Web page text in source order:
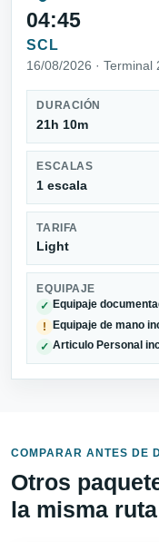
04:45
SCL
16/08/2026 · Terminal
DURACIÓN
21h 10m
ESCALAS
1 escala
TARIFA
Light
EQUIPAJE
✓ Equipaje
! Equipaje de mano
✓ Articulo Personal
COMPARAR ANTES DE
Otros
la misma ruta